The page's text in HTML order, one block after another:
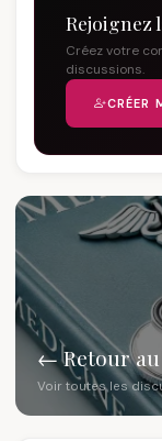
Rejoignez
Créez votre
discussions.
CRÉER
← Retour
Voir toutes les